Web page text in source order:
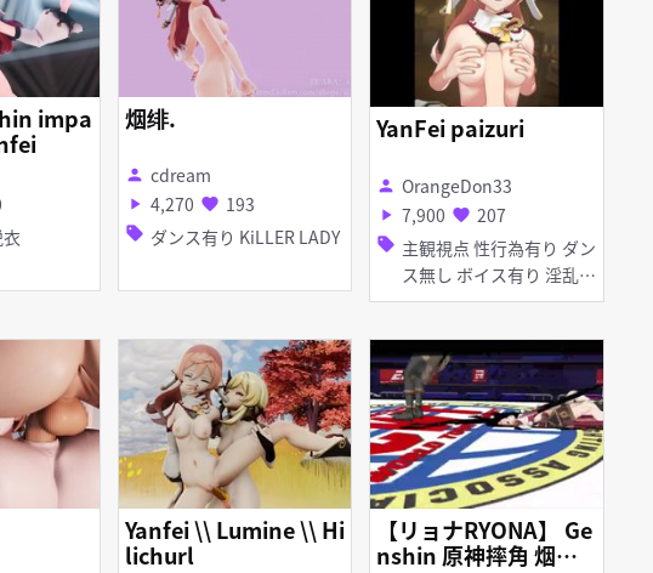
impa
り 脱衣
烟绯.
person cdream
play_arrow 4,270 favorite 193
sell ダンス有り KiLLER LADY
YanFei paizuri
person OrangeDon33
play_arrow 7,900 favorite 207
sell 主観視点 性行為有り ダン
ス無し ボイス有り 淫乱
パイズリ
Yanfei \\ Lumine \\ Hi
lichurl
【リョナRYONA】 Ge
nshin 原神摔角 烟绯